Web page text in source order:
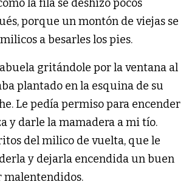
la fila se deshizo pocos
porque un montón de viejas se
a besarles los pies.
gritándole por la ventana al
plantado en la esquina de su
Le pedía permiso para encender
y darle la mamadera a mi tío.
del milico de vuelta, que le
y dejarla encendida un buen
malentendidos.